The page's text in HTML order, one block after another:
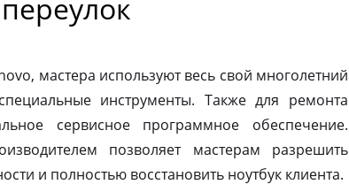
мастера используют весь свой многолетний
инструменты. Также для ремонта
сервисное программное обеспечение.
позволяет мастерам разрешить
и полностью восстановить ноутбук клиента.